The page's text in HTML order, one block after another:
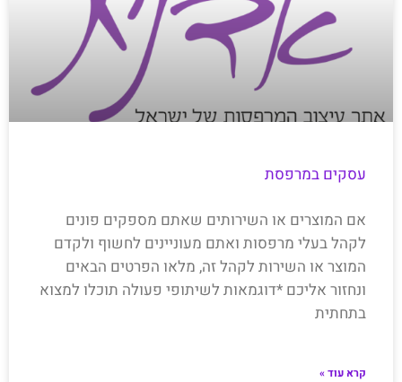
עסקים במרפסת
אם המוצרים או השירותים שאתם מספקים פונים
לקהל בעלי מרפסות ואתם מעוניינים לחשוף ולקדם
המוצר או השירות לקהל זה, מלאו הפרטים הבאים
ונחזור אליכם *דוגמאות לשיתופי פעולה תוכלו למצוא
בתחתית
קרא עוד »